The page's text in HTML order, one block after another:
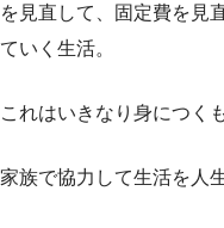
を見直して、固定費を見
ていく生活。
これはいきなり身につく
家族で協力して生活を人